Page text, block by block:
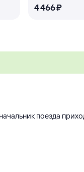
4 ⁠466 ⁠₽
поезда